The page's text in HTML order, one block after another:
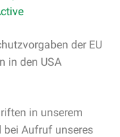
der EU
in den USA
in unserem
Aufruf unseres